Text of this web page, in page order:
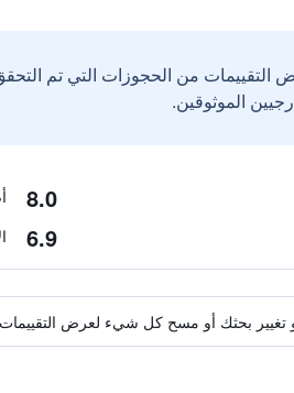
التقييمات من الحجوزات التي تم
8.0
6.9
تغيير بحثك أو مسح كل شيء لعرض